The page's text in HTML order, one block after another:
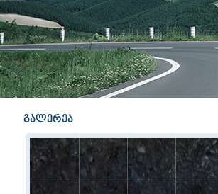
გალერეა